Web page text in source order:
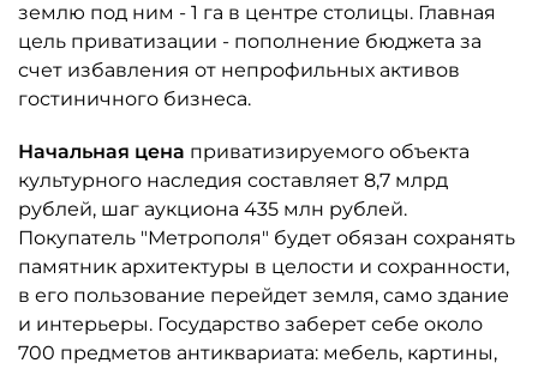
землю под ним - 1 га в центре столицы. Главная
цель приватизации - пополнение бюджета за
счет избавления от непрофильных активов
гостиничного бизнеса.
Начальная цена приватизируемого объекта
культурного наследия составляет 8,7 млрд
рублей, шаг аукциона 435 млн рублей.
Покупатель "Метрополя" будет обязан сохранять
памятник архитектуры в целости и сохранности,
в его пользование перейдет земля, само здание
и интерьеры. Государство заберет себе около
700 предметов антиквариата: мебель, картины,